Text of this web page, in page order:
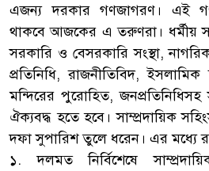
এজন্য দরকার গণজাগরণ। এই
থাকবে আজকের এ তরুণরা। ধর্মীয়
সরকারি ও বেসরকারি সংস্থা,
প্রতিনিধি, রাজনীতিবিদ,
মন্দিরের পুরোহিত, জনপ্রতিনিধিসহ
ঐক্যবদ্ধ হতে হবে। সাম্প্রদায়িক
দফা সুপারিশ তুলে ধরেন। এর মধ্যে
১. দলমত নির্বিশেষে